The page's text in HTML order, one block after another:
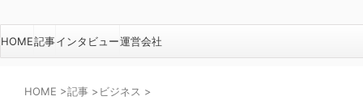
HOME記事インタビュー運営会社
HOME >記事 >ビジネス >